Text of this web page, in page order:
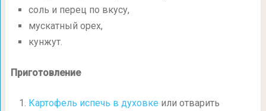
соль и перец по вкусу,
мускатный орех,
кунжут.
Приготовление
Картофель испечь в духовке или отварить